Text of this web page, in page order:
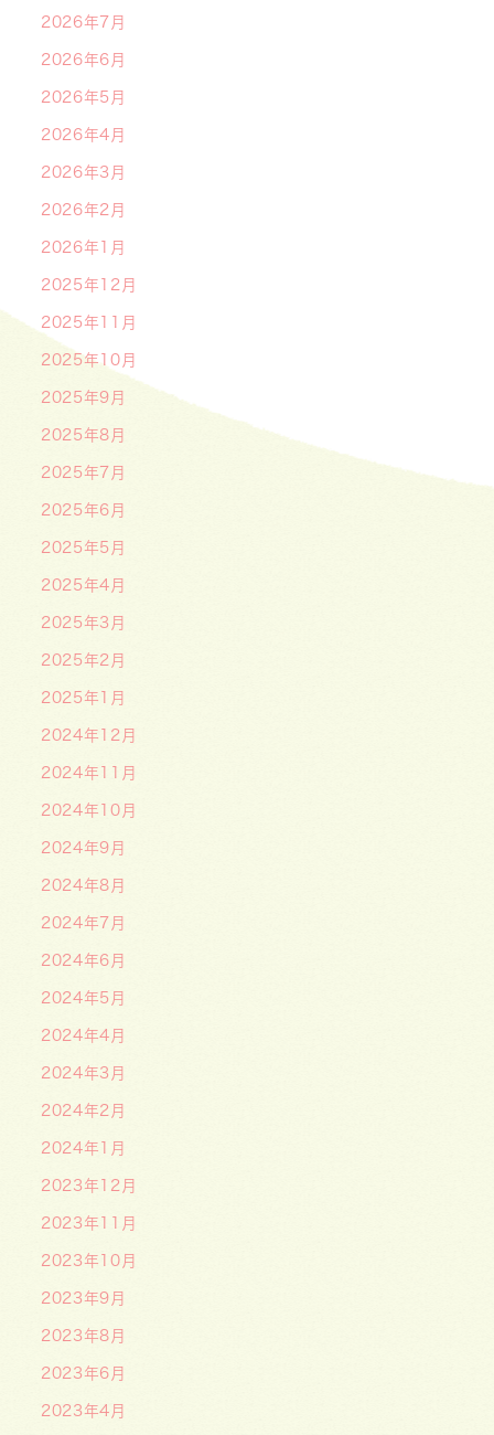
2026年7月
2026年6月
2026年5月
2026年4月
2026年3月
2026年2月
2026年1月
2025年12月
2025年11月
2025年10月
2025年9月
2025年8月
2025年7月
2025年6月
2025年5月
2025年4月
2025年3月
2025年2月
2025年1月
2024年12月
2024年11月
2024年10月
2024年9月
2024年8月
2024年7月
2024年6月
2024年5月
2024年4月
2024年3月
2024年2月
2024年1月
2023年12月
2023年11月
2023年10月
2023年9月
2023年8月
2023年6月
2023年4月